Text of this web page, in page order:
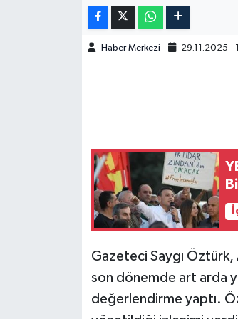
Haber Merkezi 29.11.2025 -
Gazeteci Saygı Öztürk,
son dönemde art arda
değerlendirme yaptı.